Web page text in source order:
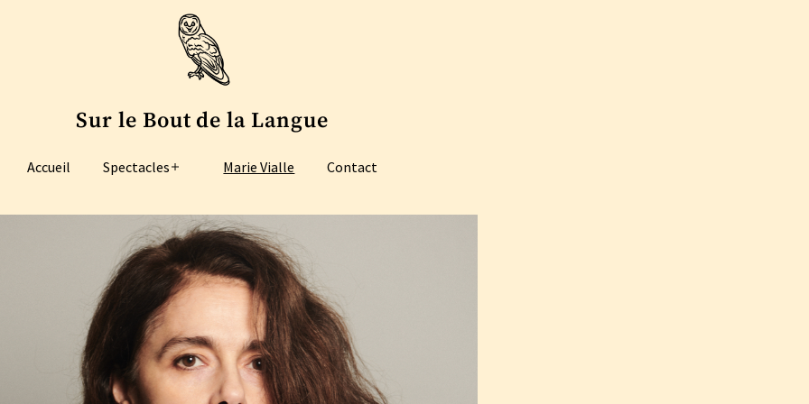
Sur le Bout de la Langue
Accueil Spectacles
Ouvrir
menu
Marie Vialle Contact